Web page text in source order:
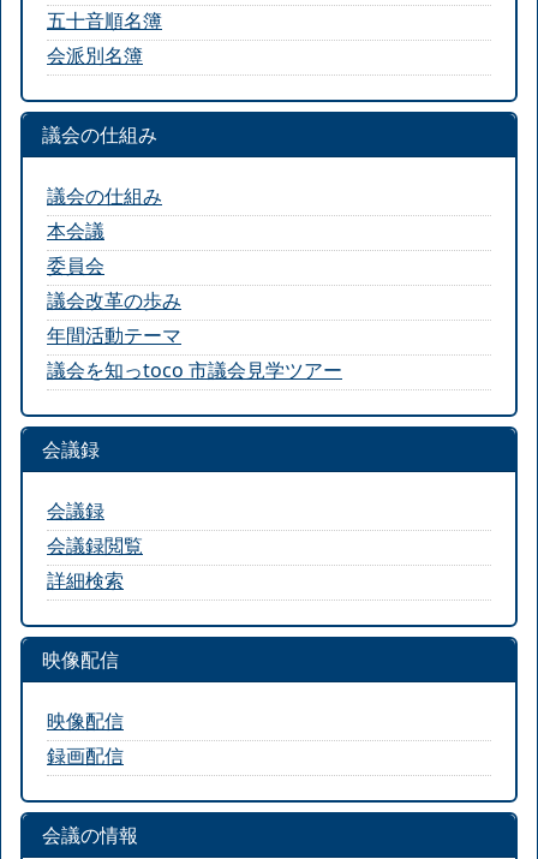
五十音順名簿
会派別名簿
議会の仕組み
議会の仕組み
本会議
委員会
議会改革の歩み
年間活動テーマ
議会を知っtoco 市議会見学ツアー
会議録
会議録
会議録閲覧
詳細検索
映像配信
映像配信
録画配信
会議の情報